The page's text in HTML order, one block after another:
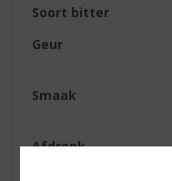
Soort bitter
Geur
Smaak
Afdronk